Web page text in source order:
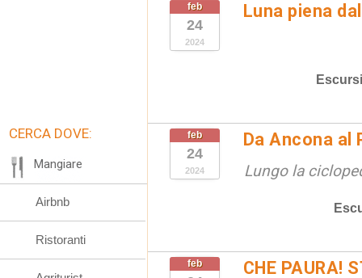
feb
24
2024
Luna piena
feb
24
2024
Da Ancona al
Lungo la
feb CHE PAURA!
CERCA DOVE:
Mangiare
Airbnb
Ristoranti